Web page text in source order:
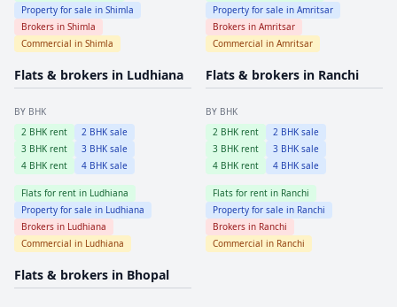
Property for sale in Shimla
Brokers in Shimla
Commercial in Shimla
Property for sale in Amritsar
Brokers in Amritsar
Commercial in Amritsar
Flats & brokers in Ludhiana
BY BHK
2 BHK rent 2 BHK sale
3 BHK rent 3 BHK sale
4 BHK rent 4 BHK sale
Flats for rent in Ludhiana
Property for sale in Ludhiana
Brokers in Ludhiana
Commercial in Ludhiana
Flats & brokers in Ranchi
BY BHK
2 BHK rent 2 BHK sale
3 BHK rent 3 BHK sale
4 BHK rent 4 BHK sale
Flats for rent in Ranchi
Property for sale in Ranchi
Brokers in Ranchi
Commercial in Ranchi
Flats & brokers in Bhopal